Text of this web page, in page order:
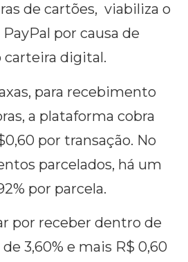
de cartões, viabiliza o
por causa de
digital.
para recebimento
a plataforma cobra
por transação. No
parcelados, há um
por parcela.
por receber dentro de
3,60% e mais R$ 0,60